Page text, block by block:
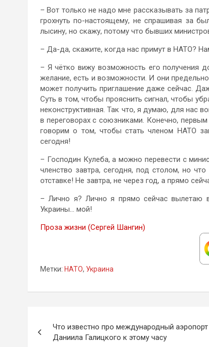
– Вот только не надо мне рассказывать за
грохнуть по-настоящему, не спрашивая за
лысину, но скажу, потому что бывших
– Да-да, скажите, когда нас примут в НАТО?
– Я чётко вижу возможность его получения
желание, есть и возможности. И они
может получить приглашение даже сейчас.
Суть в том, чтобы прояснить сигнал, чтобы
неконструктивная. Так что, я думаю, для нас
в переговорах с союзниками. Конечно,
говорим о том, чтобы стать членом НАТО
сегодня!
– Господин Кулеба, а можно перевести с
членство завтра, сегодня, под столом, но
отставке! Не завтра, не через год, а прямо
– Лично я? Лично я прямо сейчас
Украины… мой!
Проза жизни (Сергей Шангин)
Метки: НАТО, Украина
по
Что известно про международный
Даниила Галицкого к этому часу